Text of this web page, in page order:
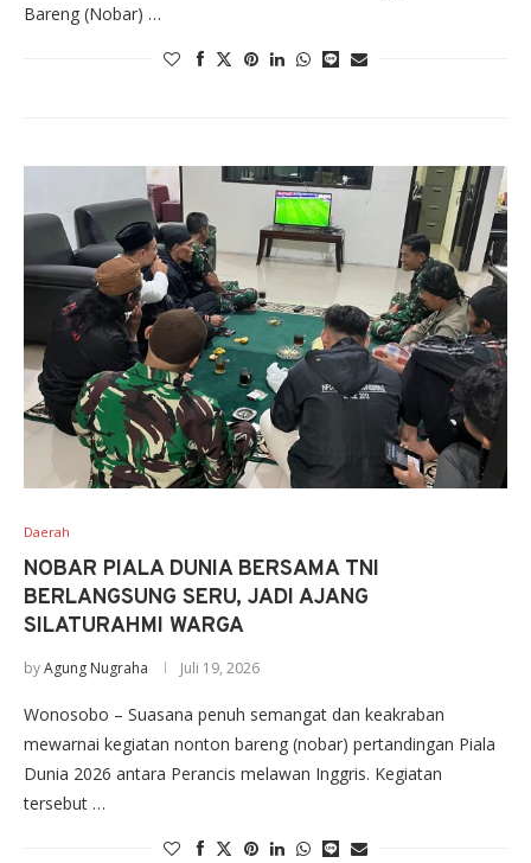
Bareng (Nobar) …
Daerah
NOBAR PIALA DUNIA BERSAMA TNI
BERLANGSUNG SERU, JADI AJANG
SILATURAHMI WARGA
byAgung Nugraha Juli 19, 2026
Wonosobo – Suasana penuh semangat dan keakraban
mewarnai kegiatan nonton bareng (nobar) pertandingan Piala
Dunia 2026 antara Perancis melawan Inggris. Kegiatan
tersebut …